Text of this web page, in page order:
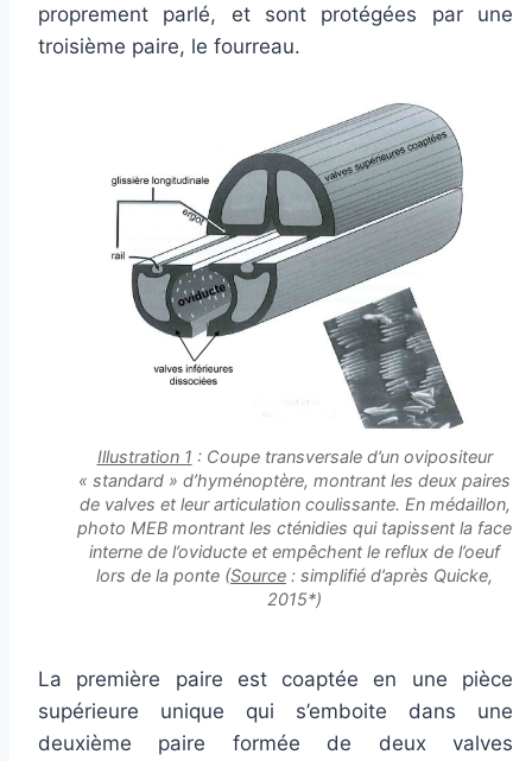
proprement parlé, et sont protégées par une
troisième paire, le fourreau.
Illustration 1 : Coupe transversale d’un ovipositeur
« standard » d’hyménoptère, montrant les deux paires
de valves et leur articulation coulissante. En médaillon,
photo MEB montrant les cténidies qui tapissent la face
interne de l’oviducte et empêchent le reflux de l’oeuf
lors de la ponte (Source : simplifié d’après Quicke,
2015*)
La première paire est coaptée en une pièce
supérieure unique qui s’emboite dans une
deuxième paire formée de deux valves